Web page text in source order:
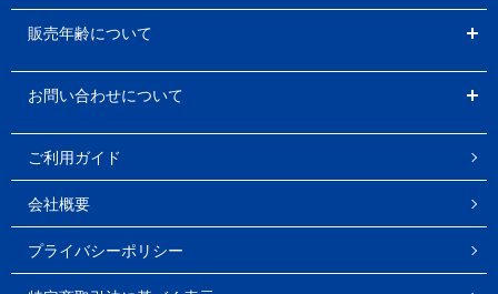
販売年齢について
お問い合わせについて
ご利用ガイド
会社概要
プライバシーポリシー